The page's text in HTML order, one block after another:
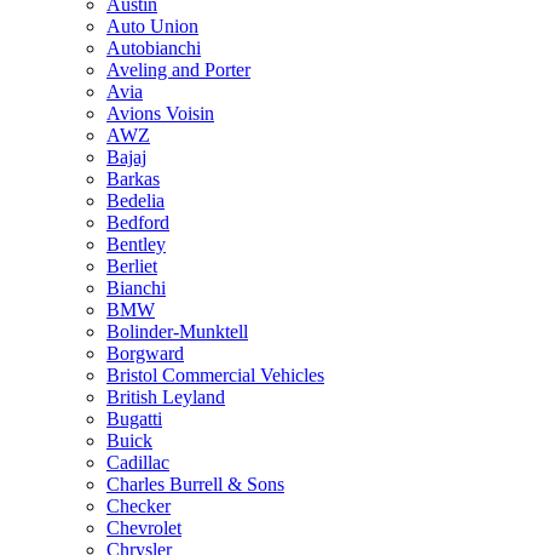
Auto Union
Autobianchi
Aveling and Porter
Avia
Avions Voisin
AWZ
Bajaj
Barkas
Bedelia
Bedford
Bentley
Berliet
Bianchi
BMW
Bolinder-Munktell
Borgward
Bristol Commercial Vehicles
British Leyland
Bugatti
Buick
Cadillac
Charles Burrell & Sons
Checker
Chevrolet
Chrysler